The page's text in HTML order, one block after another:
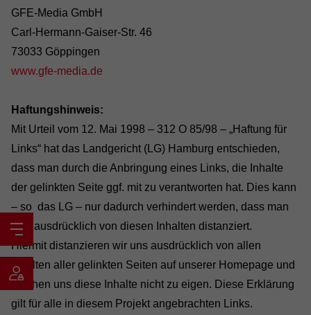
GFE-Media GmbH
Carl-Hermann-Gaiser-Str. 46
73033 Göppingen
www.gfe-media.de
Haftungshinweis:
Mit Urteil vom 12. Mai 1998 – 312 O 85/98 – „Haftung für
Links“ hat das Landgericht (LG) Hamburg entschieden,
dass man durch die Anbringung eines Links, die Inhalte
der gelinkten Seite ggf. mit zu verantworten hat. Dies kann
– so das LG – nur dadurch verhindert werden, dass man
sich ausdrücklich von diesen Inhalten distanziert.
Hiermit distanzieren wir uns ausdrücklich von allen
Inhalten aller gelinkten Seiten auf unserer Homepage und
machen uns diese Inhalte nicht zu eigen. Diese Erklärung
gilt für alle in diesem Projekt angebrachten Links.